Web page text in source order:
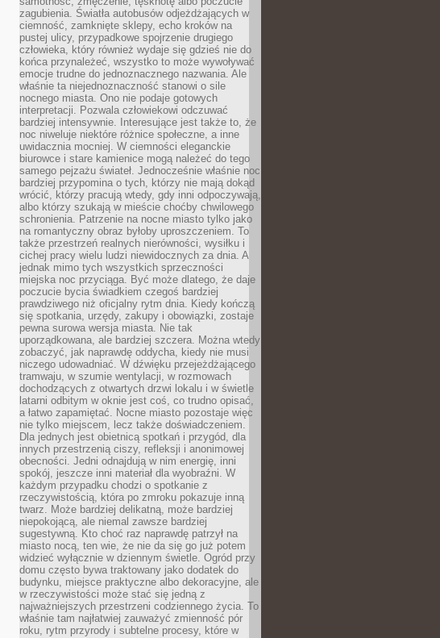
zagubienia. Światła autobusów odjeżdżających w
ciemność, zamknięte sklepy, echo kroków na
pustej ulicy, przypadkowe spojrzenie drugiego
człowieka, który również wydaje się gdzieś nie do
końca przynależeć, wszystko to może wywoływać
emocje trudne do jednoznacznego nazwania. Ale
właśnie ta niejednoznaczność stanowi o sile
nocnego miasta. Ono nie podaje gotowych
interpretacji. Pozwala człowiekowi odczuwać
bardziej intensywnie. Interesujące jest także to, że
noc niweluje niektóre różnice społeczne, a inne
uwidacznia mocniej. W ciemności eleganckie
biurowce i stare kamienice mogą należeć do tego
samego pejzażu świateł. Jednocześnie właśnie noc
bardziej przypomina o tych, którzy nie mają dokąd
wrócić, którzy pracują wtedy, gdy inni odpoczywają,
albo którzy szukają w mieście choćby chwilowego
schronienia. Patrzenie na nocne miasto tylko jako
na romantyczny obraz byłoby uproszczeniem. To
także przestrzeń realnych nierówności, wysiłku i
cichej pracy wielu ludzi niewidocznych za dnia. A
jednak mimo tych wszystkich sprzeczności
miejska noc przyciąga. Być może dlatego, że daje
poczucie bycia świadkiem czegoś bardziej
prawdziwego niż oficjalny rytm dnia. Kiedy kończą
się spotkania, urzędy, zakupy i obowiązki, zostaje
pewna surowa wersja miasta. Nie tak
uporządkowana, ale bardziej szczera. Można wtedy
zobaczyć, jak naprawdę oddycha, kiedy nie musi
niczego udowadniać. W dźwięku przejeżdżającego
tramwaju, w szumie wentylacji, w rozmowach
dochodzących z otwartych drzwi lokalu i w świetle
latarni odbitym w oknie jest coś, co trudno opisać,
a łatwo zapamiętać. Nocne miasto pozostaje więc
nie tylko miejscem, lecz także doświadczeniem.
Dla jednych jest obietnicą spotkań i przygód, dla
innych przestrzenią ciszy, refleksji i anonimowej
obecności. Jedni odnajdują w nim energię, inni
spokój, jeszcze inni materiał dla wyobraźni. W
każdym przypadku chodzi o spotkanie z
rzeczywistością, która po zmroku pokazuje inną
twarz. Może bardziej delikatną, może bardziej
niepokojącą, ale niemal zawsze bardziej
sugestywną. Kto choć raz naprawdę patrzył na
miasto nocą, ten wie, że nie da się go już potem
widzieć wyłącznie w dziennym świetle. Ogród przy
domu często bywa traktowany jako dodatek do
budynku, miejsce praktyczne albo dekoracyjne, ale
w rzeczywistości może stać się jedną z
najważniejszych przestrzeni codziennego życia. To
właśnie tam najłatwiej zauważyć zmienność pór
roku, rytm przyrody i subtelne procesy, które w